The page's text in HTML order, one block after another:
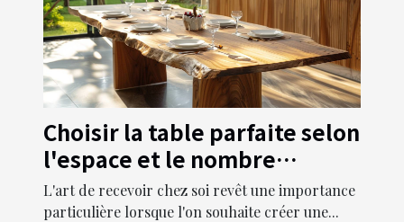
Choisir la table parfaite selon
l'espace et le nombre
d'invités
L'art de recevoir chez soi revêt une importance
particulière lorsque l'on souhaite créer une...